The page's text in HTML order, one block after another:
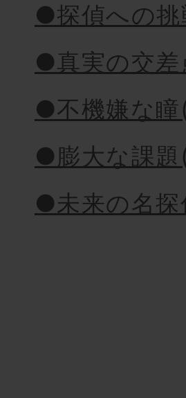
●探偵への
●真実の交
●不機嫌な
●膨大な課
●未来の名探